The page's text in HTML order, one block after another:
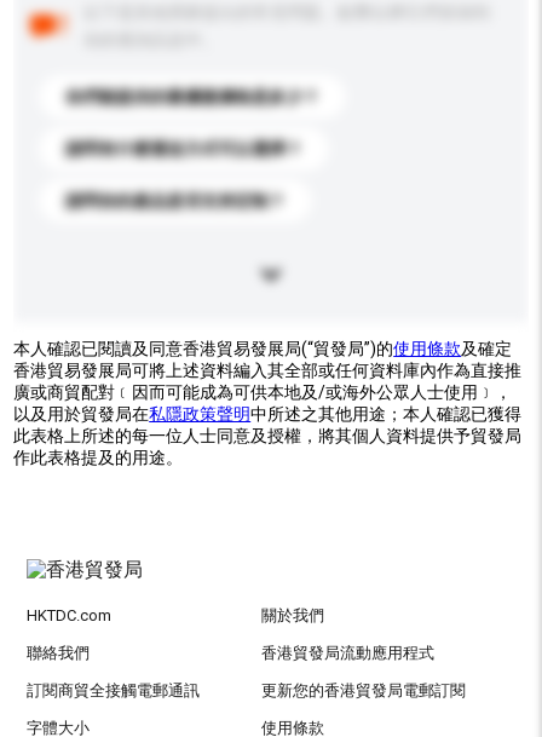
你們能提供的最優惠價格是多少？
請問有什麼運送方式可以選擇？
請問你的產品是否支持定制？
本人確認已閱讀及同意香港貿易發展局(“貿發局”)的使用條款及確定
香港貿易發展局可將上述資料編入其全部或任何資料庫內作為直接推
廣或商貿配對﹝因而可能成為可供本地及/或海外公眾人士使用﹞，
以及用於貿發局在私隱政策聲明中所述之其他用途；本人確認已獲得
此表格上所述的每一位人士同意及授權，將其個人資料提供予貿發局
作此表格提及的用途。
HKTDC.com 關於我們
聯絡我們 香港貿發局流動應用程式
訂閱商貿全接觸電郵通訊 更新您的香港貿發局電郵訂閱
字體大小 使用條款